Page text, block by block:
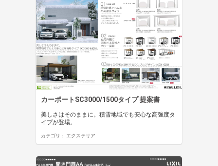
カーポートSC3000/1500タイプ 提案書
美しさはそのままに。積雪地域でも安心な高強度タ
イプが登場。
カテゴリ： エクステリア